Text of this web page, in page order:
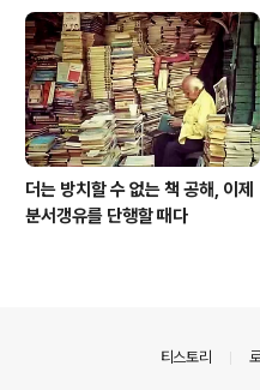
더는 방치할 수 없는 책 공해, 이제
분서갱유를 단행할 때다
티스토리